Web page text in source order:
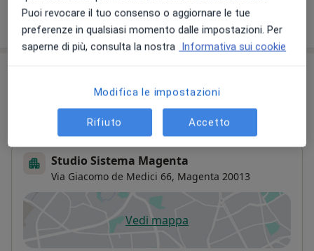
Come funzionano i prezzi?
Indirizzo Online
Studio Sistema Magenta
Via Giacomo de Medici 66, Magenta 20013
Vedi mappasi apre in una nuova scheda
Puoi revocare il tuo consenso o aggiornare le tue
preferenze in qualsiasi momento dalle impostazioni. Per
saperne di più, consulta la nostra Informativa sui cookie
Modifica le impostazioni
Rifiuto Accetto